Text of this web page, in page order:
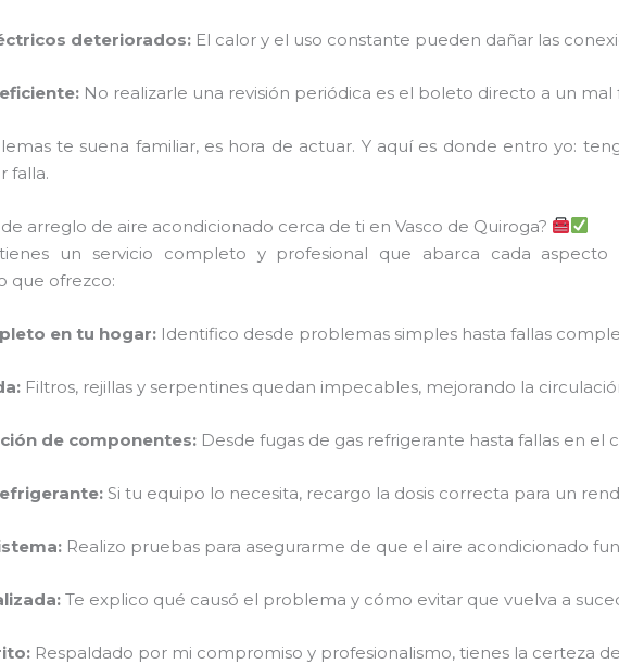
deteriorados: El calor y el uso constante pueden dañar las
No realizarle una revisión periódica es el boleto directo a un
te suena familiar, es hora de actuar. Y aquí es donde entro yo:
falla.
arreglo de aire acondicionado cerca de ti en Vasco de Quiroga?
un servicio completo y profesional que abarca cada
que ofrezco:
en tu hogar: Identifico desde problemas simples hasta fallas
Filtros, rejillas y serpentines quedan impecables, mejorando la
de componentes: Desde fugas de gas refrigerante hasta fallas en el
Si tu equipo lo necesita, recargo la dosis correcta para un
Realizo pruebas para asegurarme de que el aire acondicionado
Te explico qué causó el problema y cómo evitar que vuelva a
Respaldado por mi compromiso y profesionalismo, tienes la certeza